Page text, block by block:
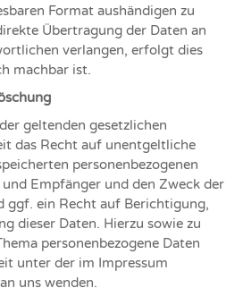
Format aushändigen zu
Übertragung der Daten an
verlangen, erfolgt dies
machbar ist.
geltenden gesetzlichen
das Recht auf unentgeltliche
personenbezogenen
Empfänger und den Zweck der
ggf. ein Recht auf Berichtigung,
dieser Daten. Hierzu sowie zu
personenbezogene Daten
unter der im Impressum
uns wenden.